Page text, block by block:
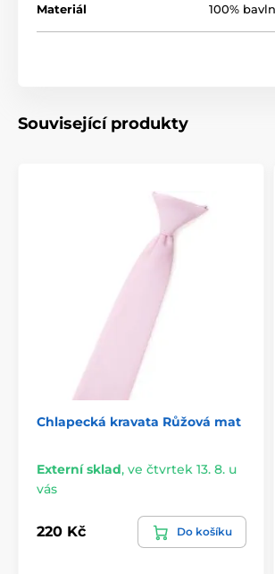
Materiál 100%
Související produkty
Chlapecká kravata Růžová mat
Externí sklad, ve čtvrtek 13. 8. u
vás
220 Kč Do košíku